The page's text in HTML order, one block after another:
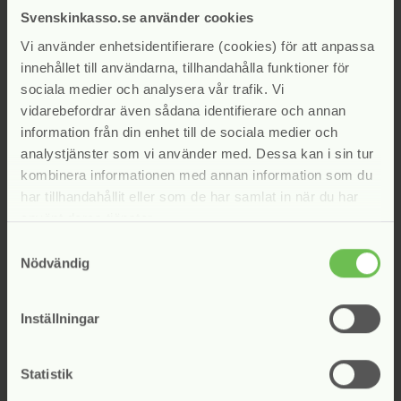
Svenskinkasso.se använder cookies
Vi använder enhetsidentifierare (cookies) för att anpassa
innehållet till användarna, tillhandahålla funktioner för
sociala medier och analysera vår trafik. Vi
vidarebefordrar även sådana identifierare och annan
information från din enhet till de sociala medier och
analystjänster som vi använder med. Dessa kan i sin tur
kombinera informationen med annan information som du
har tillhandahållit eller som de har samlat in när du har
Nödvändig
Inställningar
Statistik
Totala inkassoskulder: 143,3 miljarder kronor vid
utgången av 2025.
8,53 miljoner nya inkassoärenden registrerades under
året.
7,18 miljoner ärenden avslutades.
29 procent av avslutade ärenden tog mer än tre
månader att betala.
Nästan nio av tio inkassoärenden gäller skulder under 5
Ladda ned
Nyheter